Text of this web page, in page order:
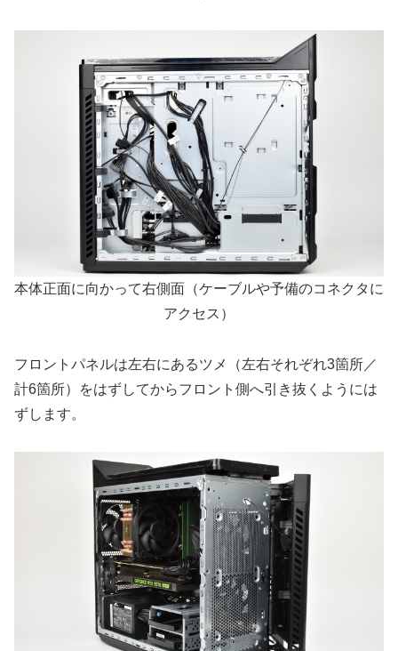
本体正面に向かって右側面（ケーブルや予備のコネクタに
アクセス）
フロントパネルは左右にあるツメ（左右それぞれ3箇所／
計6箇所）をはずしてからフロント側へ引き抜くようには
ずします。